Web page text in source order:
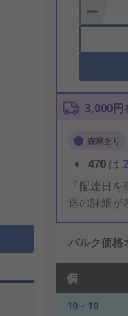
Basket
3,000円
在庫あり
470 は
「配達日
送の詳細が
バルク価格
個
10 - 10